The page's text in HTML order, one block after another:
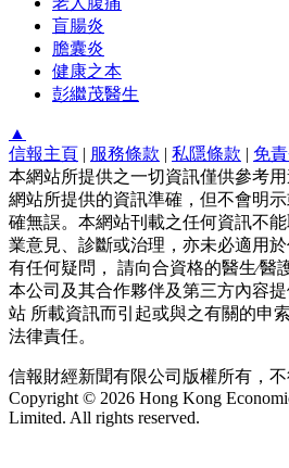
盲腸炎
膽囊炎
健康之本
彭繼茂醫生
▲
信報主頁 | 服務條款 | 私隱條款 | 免
本網站所提供之一切資訊僅供參考
網站所提供的資訊準確，但不會明
確無誤。本網站刊載之任何資訊不
業意見、診斷或治理，亦未必適用
有任何疑問， 請向合資格的醫生∕醫
本公司及其合作夥伴及第三方內容
站 所載資訊而引起或與之有關的申
法律責任。
信報財經新聞有限公司版權所有，不
Copyright © 2026 Hong Kong
Limited. All rights reserved.